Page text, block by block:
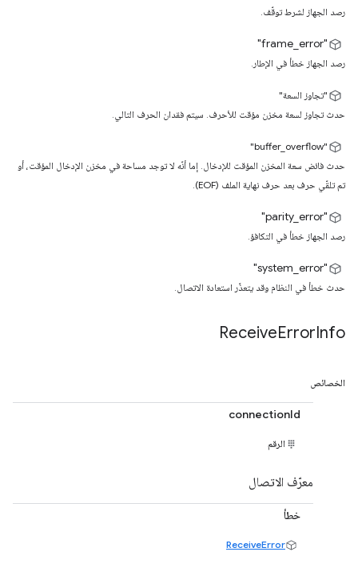
رصد الجهاز لشرط توقّف.
‫"frame_error"
رصد الجهاز خطأ في الإطار.
"تجاوز السعة"
حدث تجاوز لسعة مخزن مؤقت للأحرف. سيتم فقدان الحرف التالي.
‫"buffer_overflow"
حدث فائض سعة المخزن المؤقت للإدخال. إما أنّه لا توجد مساحة في مخزن الإدخال المؤقت، أو
تم تلقّي حرف بعد حرف نهاية الملف (EOF).
‫"parity_error"
رصد الجهاز خطأ في التكافؤ.
‫"system_error"
حدث خطأ في النظام وقد يتعذّر استعادة الاتصال.
ReceiveErrorInfo
الخصائص
connectionId
الرقم
معرّف الاتصال
خطأ
ReceiveError